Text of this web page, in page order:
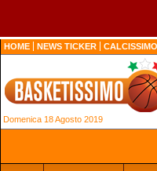
HOME NEWS TICKER
Domenica 18 Agosto 2019